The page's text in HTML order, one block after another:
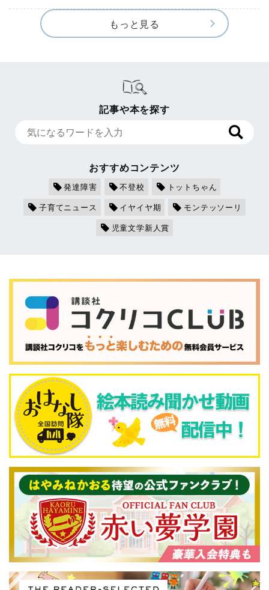
もっと見る
記事や本を探す
おすすめコンテンツ
発達障害 不登校
トットちゃん
子育てニュース
イヤイヤ期
モンテッソーリ
児童文学新人賞